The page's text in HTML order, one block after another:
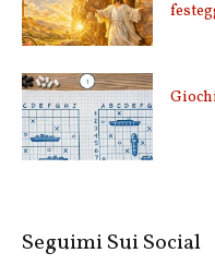
Seguimi Sui Social